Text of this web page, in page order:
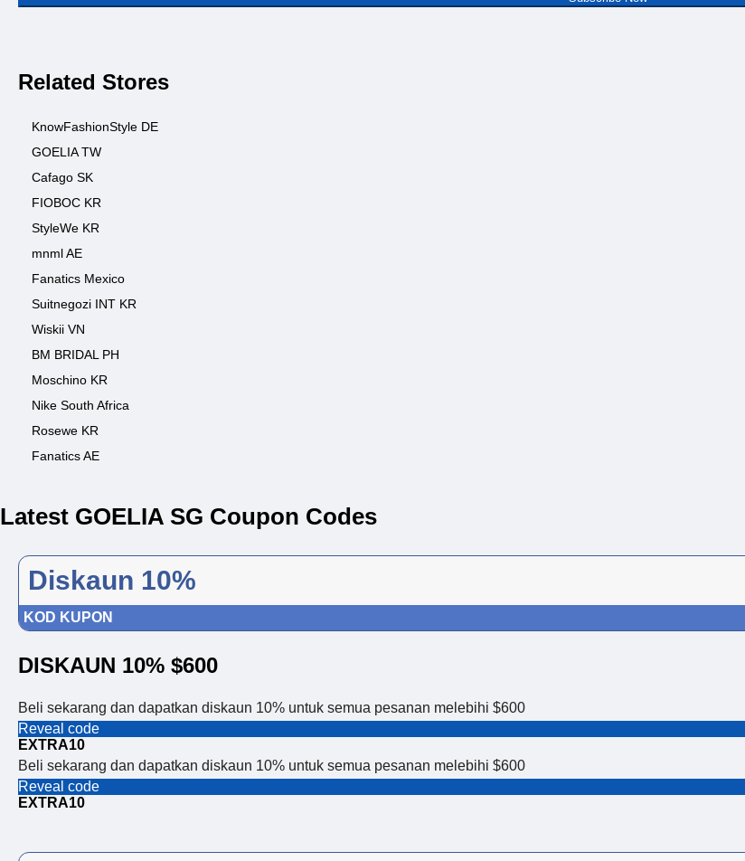
Related Stores
KnowFashionStyle DE
GOELIA TW
Cafago SK
FIOBOC KR
StyleWe KR
mnml AE
Fanatics Mexico
Suitnegozi INT KR
Wiskii VN
BM BRIDAL PH
Moschino KR
Nike South Africa
Rosewe KR
Fanatics AE
Latest GOELIA SG Coupon Codes
Diskaun 10%
KOD KUPON
DISKAUN 10% $600
Beli sekarang dan dapatkan diskaun 10% untuk semua pesanan melebihi $600
Reveal code
EXTRA10
Beli sekarang dan dapatkan diskaun 10% untuk semua pesanan melebihi $600
Reveal code
EXTRA10